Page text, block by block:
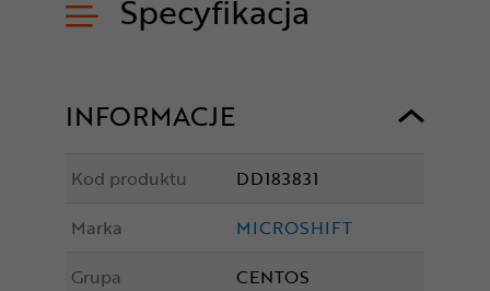
Specyfikacja
INFORMACJE
Kod produktu
DD183831
Marka
MICROSHIFT
Grupa
CENTOS